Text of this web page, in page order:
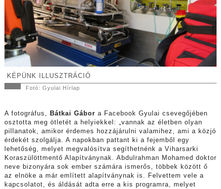
KÉPÜNK ILLUSZTRÁCIÓ
Fotó: Gyulai Hírlap
A fotográfus, Bátkai Gábor a Facebook Gyulai csevegőjében
osztotta meg ötletét a helyiekkel: „vannak az életben olyan
pillanatok, amikor érdemes hozzájárulni valamihez, ami a közjó
érdekét szolgálja. A napokban pattant ki a fejemből egy
lehetőség, melyet megvalósítva segíthetnénk a Viharsarki
Koraszülöttmentő Alapítványnak. Abdulrahman Mohamed doktor
neve bizonyára sok ember számára ismerős, többek között ő
az elnöke a már említett alapítványnak is. Felvettem vele a
kapcsolatot, és áldását adta erre a kis programra, melyet